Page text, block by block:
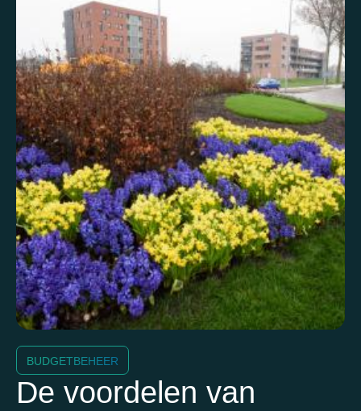
BUDGETBEHEER
De voordelen van